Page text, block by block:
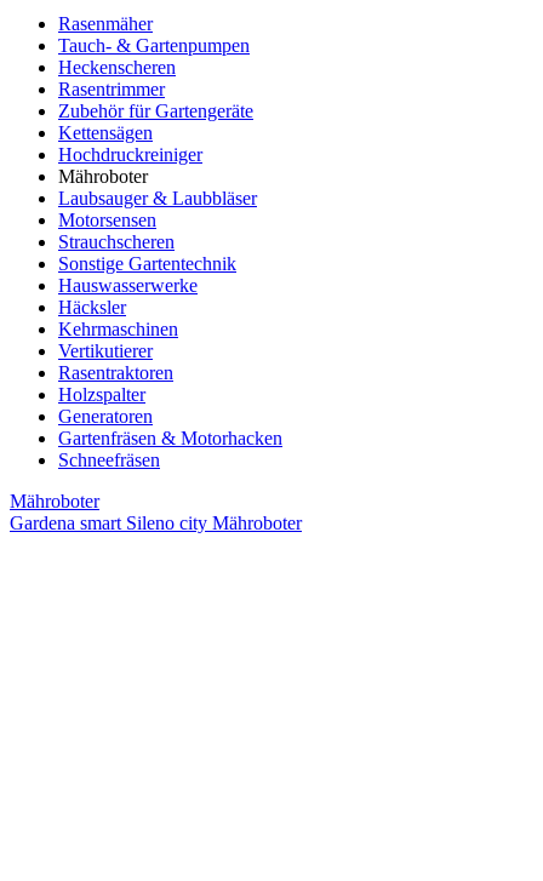
Rasenmäher
Tauch- & Gartenpumpen
Heckenscheren
Rasentrimmer
Zubehör für Gartengeräte
Kettensägen
Hochdruckreiniger
Mähroboter
Laubsauger & Laubbläser
Motorsensen
Strauchscheren
Sonstige Gartentechnik
Hauswasserwerke
Häcksler
Kehrmaschinen
Vertikutierer
Rasentraktoren
Holzspalter
Generatoren
Gartenfräsen & Motorhacken
Schneefräsen
Mähroboter
Gardena smart Sileno city Mähroboter